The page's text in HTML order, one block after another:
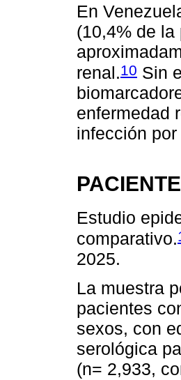
En
(10,4% de
renal.10 Sin
enfermedad
infección por
Estudio
comparativo.
2025.
La muestra
pacientes
sexos, con
serológica
(n= 2,933,